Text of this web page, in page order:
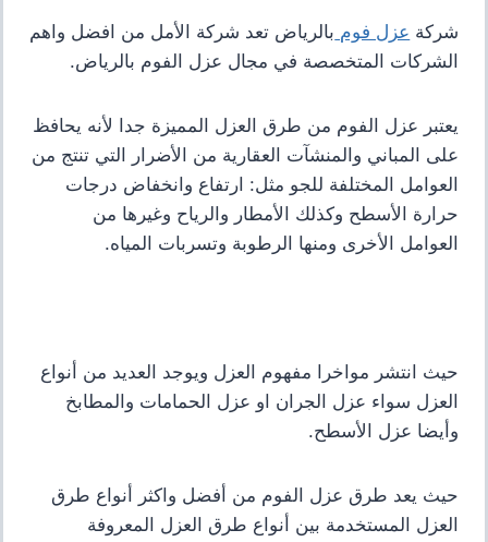
شركة عزل فوم بالرياض تعد شركة الأمل من افضل واهم
الشركات المتخصصة في مجال عزل الفوم بالرياض.
يعتبر عزل الفوم من طرق العزل المميزة جدا لأنه يحافظ
على المباني والمنشآت العقارية من الأضرار التي تنتج من
العوامل المختلفة للجو مثل: ارتفاع وانخفاض درجات
حرارة الأسطح وكذلك الأمطار والرياح وغيرها من
العوامل الأخرى ومنها الرطوبة وتسربات المياه.
حيث انتشر مواخرا مفهوم العزل ويوجد العديد من أنواع
العزل سواء عزل الجران او عزل الحمامات والمطابخ
وأيضا عزل الأسطح.
حيث يعد طرق عزل الفوم من أفضل واكثر أنواع طرق
العزل المستخدمة بين أنواع طرق العزل المعروفة